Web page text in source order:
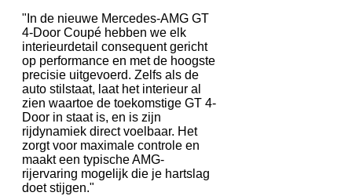
"In de nieuwe Mercedes-AMG GT
4-Door Coupé hebben we elk
interieurdetail consequent gericht
op performance en met de hoogste
precisie uitgevoerd. Zelfs als de
auto stilstaat, laat het interieur al
zien waartoe de toekomstige GT 4-
Door in staat is, en is zijn
rijdynamiek direct voelbaar. Het
zorgt voor maximale controle en
maakt een typische AMG-
rijervaring mogelijk die je hartslag
doet stijgen."